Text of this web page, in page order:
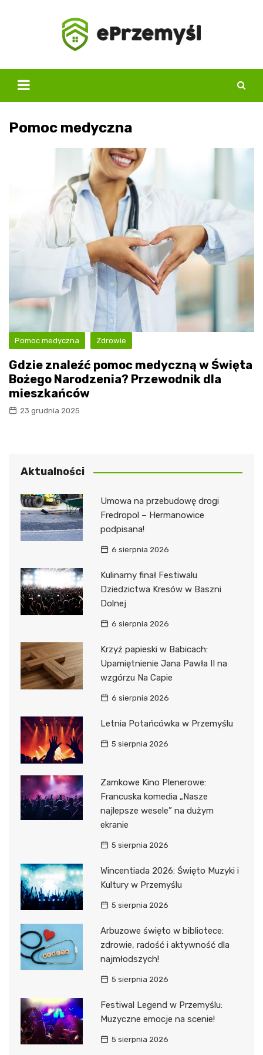
Pomoc medyczna
Pomoc medyczna Zdrowie
Gdzie znaleźć pomoc medyczną w Święta
Bożego Narodzenia? Przewodnik dla
mieszkańców
23 grudnia 2025
Aktualności
Umowa na przebudowę drogi
Fredropol – Hermanowice
podpisana!
6 sierpnia 2026
Kulinarny finał Festiwalu
Dziedzictwa Kresów w Baszni
Dolnej
6 sierpnia 2026
Krzyż papieski w Babicach:
Upamiętnienie Jana Pawła II na
wzgórzu Na Capie
6 sierpnia 2026
Letnia Potańcówka w Przemyślu
5 sierpnia 2026
Zamkowe Kino Plenerowe:
Francuska komedia „Nasze
najlepsze wesele” na dużym
ekranie
5 sierpnia 2026
Wincentiada 2026: Święto Muzyki i
Kultury w Przemyślu
5 sierpnia 2026
Arbuzowe święto w bibliotece:
zdrowie, radość i aktywność dla
najmłodszych!
5 sierpnia 2026
Festiwal Legend w Przemyślu:
Muzyczne emocje na scenie!
5 sierpnia 2026